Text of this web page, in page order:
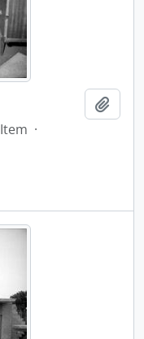
Item ·